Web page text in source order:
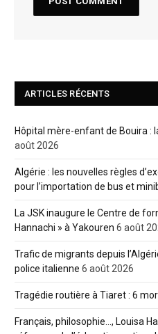
ARTICLES RÉCENTS
Hôpital mère-enfant de Bouira :
août 2026
Algérie : les nouvelles règles
pour l’importation de bus et
La JSK inaugure le Centre de
Hannachi » à Yakouren 6 août
Trafic de migrants depuis
police italienne 6 août 2026
Tragédie routière à Tiaret : 6
Français, philosophie…, Louisa